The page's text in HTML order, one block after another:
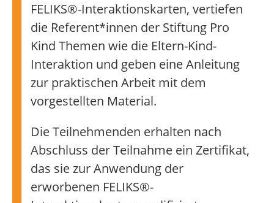
FELIKS®-Interaktionskarten, vertiefen
die Referent*innen der Stiftung Pro
Kind Themen wie die Eltern-Kind-
Interaktion und geben eine Anleitung
zur praktischen Arbeit mit dem
vorgestellten Material.
Die Teilnehmenden erhalten nach
Abschluss der Teilnahme ein Zertifikat,
das sie zur Anwendung der
erworbenen FELIKS®-